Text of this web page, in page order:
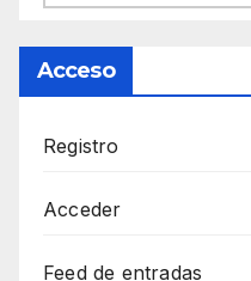
Acceso
Registro
Acceder
Feed de entradas